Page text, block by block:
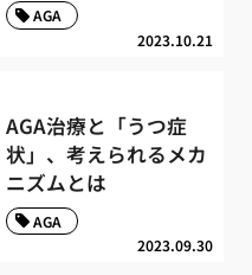
2023.10.21
AGA
AGA治療と「うつ症
状」、考えられるメカ
ニズムとは
2023.09.30
AGA